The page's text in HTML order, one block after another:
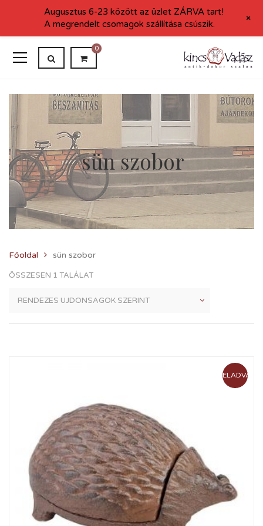
0
sün szobor
Főoldal sün szobor
ÖSSZESEN 1 TALÁLAT
ELADVA
Augusztus 6-23 között az üzlet ZÁRVA tart!
A megrendelt csomagok szállítása csúszik.
+